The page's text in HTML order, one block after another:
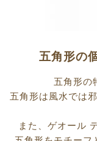
五角形の
五角形の
五角形は風水では
また、ゲオール